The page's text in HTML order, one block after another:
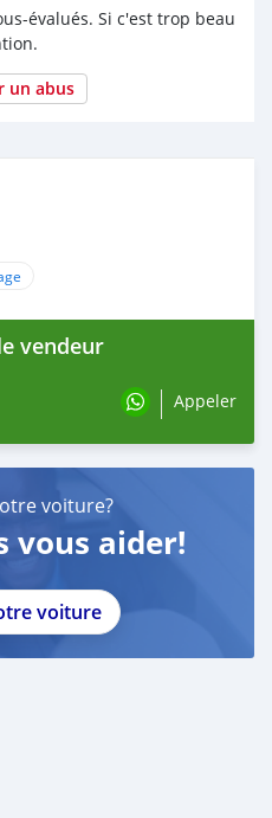
évalués. Si c'est trop beau
un abus
vendeur
Appeler
voiture?
vous aider!
voiture